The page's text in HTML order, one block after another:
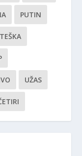
PUTIN
TEŠKA
UŽAS